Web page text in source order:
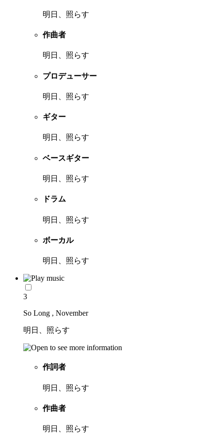
明日、照らす
作曲者
明日、照らす
プロデューサー
明日、照らす
ギター
明日、照らす
ベースギター
明日、照らす
ドラム
明日、照らす
ボーカル
明日、照らす
3
So Long , November
明日、照らす
作詞者
明日、照らす
作曲者
明日、照らす